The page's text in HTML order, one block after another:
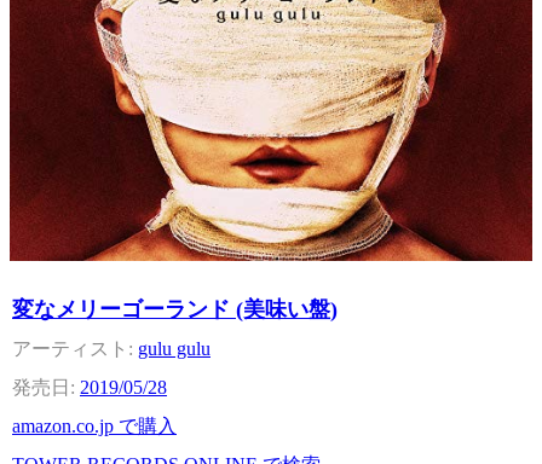
変なメリーゴーランド (美味い盤)
gulu gulu
2019/05/28
amazon.co.jp で購入